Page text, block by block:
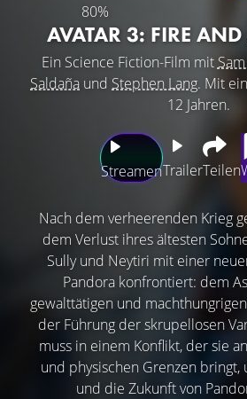
80%
AVATAR 3: FIRE
Ein Science Fiction-Film mit
Saldaña und Stephen Lang. Mit
12 Jahren.
StreamenTrailerTeilen
Nach dem verheerenden Krieg
dem Verlust ihres ältesten
Sully und Neytiri mit einer
Pandora konfrontiert: dem
gewalttätigen und
der Führung der skrupellosen
muss in einem Konflikt, der sie
und physischen Grenzen
und die Zukunft von